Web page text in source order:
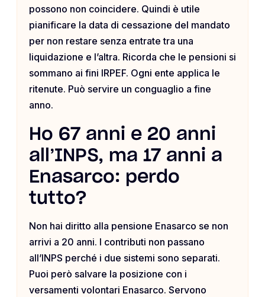
possono non coincidere. Quindi è utile
pianificare la data di cessazione del mandato
per non restare senza entrate tra una
liquidazione e l’altra. Ricorda che le pensioni si
sommano ai fini IRPEF. Ogni ente applica le
ritenute. Può servire un conguaglio a fine
anno.
Ho 67 anni e 20 anni
all’INPS, ma 17 anni a
Enasarco: perdo
tutto?
Non hai diritto alla pensione Enasarco se non
arrivi a 20 anni. I contributi non passano
all’INPS perché i due sistemi sono separati.
Puoi però salvare la posizione con i
versamenti volontari Enasarco. Servono